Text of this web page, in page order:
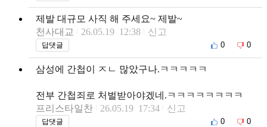
제발 대규모 사직 해 주세요~ 제발~
천사대교
26.05.19 12:38 신고
답댓글 0 0
삼성에 간첩이 ㅈㄴ 많았구나.ㅋㅋㅋㅋㅋ
전부 간첩죄로 처벌받아야겠네.ㅋㅋㅋㅋㅋㅋㅋㅋ
프리스타일찬
26.05.19 17:34 신고
답댓글 0 0